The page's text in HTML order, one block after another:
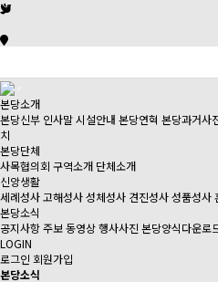
본당소개
본당신부 인사말시설안내 본당연혁 본당과거사
치
본당단체
사목협의회 구역소개 단체소개
신앙생활
세례성사고해성사성체성사 견진성사성품성사
본당소식
공지사항주보동영상행사사진 본당양식다운로
LOGIN
로그인 회원가입
본당소식